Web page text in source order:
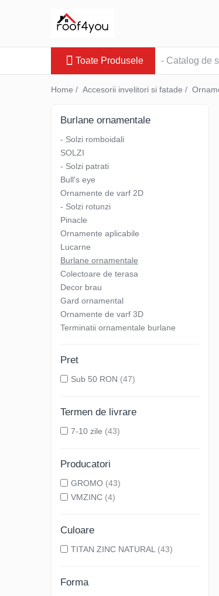
Tinichigerie - Scule
Foarfeci cu taiere dreapta
Foarfeci pentru crestaturi
Clesti inchidere falt
Clesti inchidere in streasina
Clesti jgheaburi si burlane
Clesti de sficuit
Clesti inchidere capace atic
Ciocane cu cap din cauciuc
Ciocane cu cap din lemn
Ciocane cu cap din fier
Ciocane pentru plumb
Ciocane de finisaje
Toate Produsele - Catalog de
Home / Accesorii invelitori si fatade /
Burlane ornamentale
- Solzi romboidali
SOLZI
- Solzi patrati
Bull's eye
Ornamente de varf 2D
- Solzi rotunzi
Pinacle
Ornamente aplicabile
Lucarne
Burlane ornamentale
Colectoare de terasa
Decor brau
Gard ornamental
Ornamente de varf 3D
Terminatii ornamentale burlane
Pret
Sub 50 RON (47)
Termen de livrare
7-10 zile (43)
Producatori
GROMO (43)
VMZINC (4)
Culoare
TITAN ZINC NATURAL (43)
Forma